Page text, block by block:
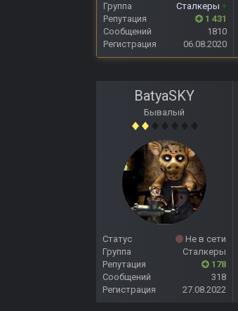
Группа
Сталкеры +
Репутация
1 431
Сообщений
1810
Регистрация
06.08.2020
BatyaSKY
Бывалый
Статус
Не в сети
Группа
Сталкеры
Репутация
178
Сообщений
318
Регистрация
27.08.2022